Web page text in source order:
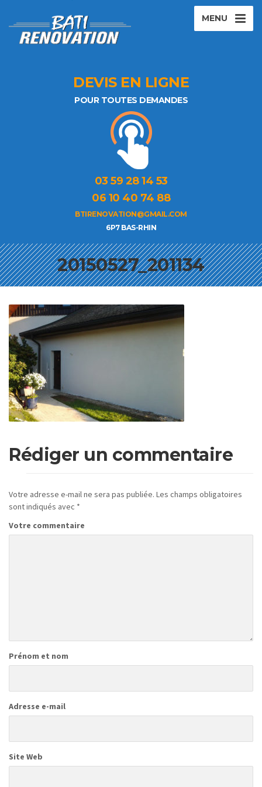
MENU
DEVIS EN LIGNE
POUR TOUTES DEMANDES
03 59 28 14 53
06 10 40 74 88
BTIRENOVATION@GMAIL.COM
6P7 BAS-RHIN
20150527_201134
Rédiger un commentaire
Votre adresse e-mail ne sera pas publiée. Les champs obligatoires
sont indiqués avec *
Votre commentaire
Prénom et nom
Adresse e-mail
Site Web